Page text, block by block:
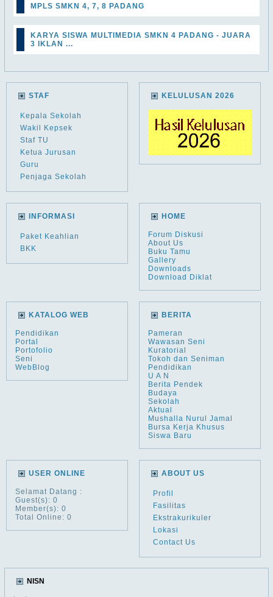
MPLS SMKN 4, 7, 8 PADANG
KARYA SISWA MULTIMEDIA SMKN 4 PADANG - JUARA
3 IKLAN ...
STAF
Kepala Sekolah
Wakil Kepsek
Staf TU
Ketua Jurusan
Guru
Penjaga Sekolah
KELULUSAN 2026
INFORMASI
Paket Keahlian
BKK
HOME
Forum Diskusi
About Us
Buku Tamu
Gallery
Downloads
Download Diklat
KATALOG WEB
Pendidikan
Portal
Portofolio
Seni
WebBlog
BERITA
Pameran
Wawasan Seni
Kuratorial
Tokoh dan Seniman
Pendidikan
U A N
Berita Pendek
Budaya
Sekolah
Aktual
Mushalla Nurul Jamal
Bursa Kerja Khusus
Siswa Baru
USER ONLINE
Selamat Datang :
Guest(s): 0
Member(s): 0
Total Online: 0
ABOUT US
Profil
Fasilitas
Ekstrakurikuler
Lokasi
Contact Us
NISN